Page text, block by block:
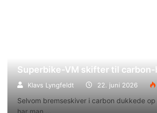
Superbike-VM skifter til
Klavs Lyngfeldt 22. juni 2026
Selvom bremseskiver i carbon dukkede
har man